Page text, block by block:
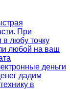
При
любу точку
любой на ваш
деньги
дадим
в